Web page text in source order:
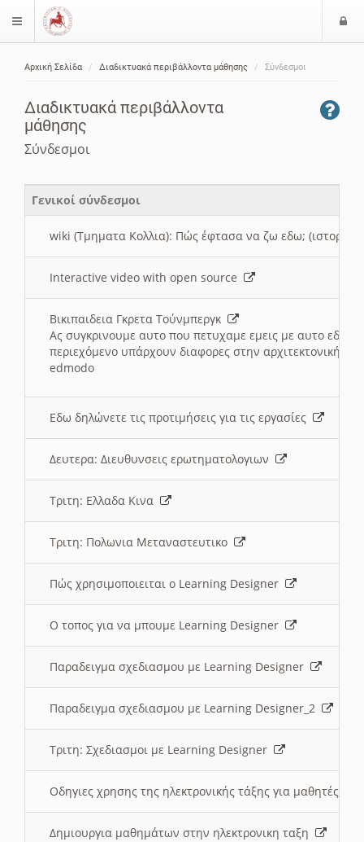
$langMenu
Αρχική Σελίδα Διαδικτυακά περιβάλλοντα μάθησης Σύνδεσμοι
Διαδικτυακά περιβάλλοντα
μάθησης
Σύνδεσμοι
Γενικοί σύνδεσμοι
wiki (Τμηματα Κολλια): Πώς έφτασα να ζω εδω; (ιστορια)
Interactive video with open source
Βικιπαιδεια Γκρετα Τούνμπεργκ
Ας συγκρινουμε αυτο που πετυχαμε εμεις με αυτο εδω
περιεχόμενο υπάρχουν διαφορες στην αρχιτεκτονική
edmodo
Εδω δηλώνετε τις προτιμήσεις για τις εργασίες
Δευτερα: Διευθυνσεις ερωτηματολογιων
Τριτη: Ελλαδα Κινα
Τριτη: Πολωνια Μεταναστευτικο
Πώς χρησιμοποιειται ο Learning Designer
O τοπος για να μπουμε Learning Designer
Παραδειγμα σχεδιασμου με Learning Designer
Παραδειγμα σχεδιασμου με Learning Designer_2
Τριτη: Σχεδιασμοι με Learning Designer
Οδηγιες χρησης της ηλεκτρονικής τάξης για μαθητές
Δημιουργια μαθημάτων στην ηλεκτρονικη ταξη